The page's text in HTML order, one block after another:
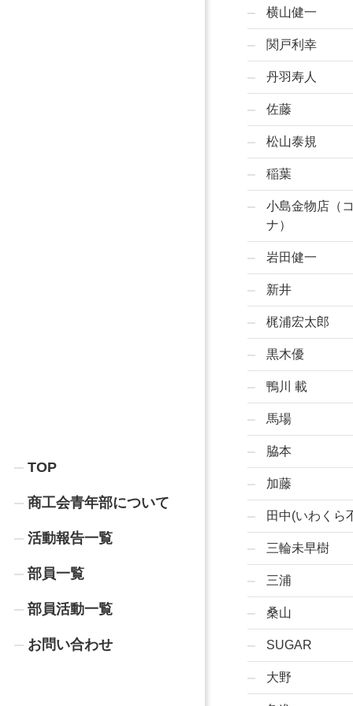
TOP
商工会青年部について
活動報告一覧
部員一覧
部員活動一覧
お問い合わせ
横山健一
関戸利幸
丹羽寿人
佐藤
松山泰規
稲葉
小島金物店（
ナ）
岩田健一
新井
梶浦宏太郎
黒木優
鴨川 載
馬場
脇本
加藤
田中(いわくら
三輪未早樹
三浦
桑山
SUGAR
大野